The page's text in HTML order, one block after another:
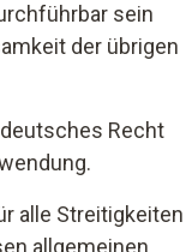
sein
der übrigen
Recht
alle Streitigkeiten
allgemeinen